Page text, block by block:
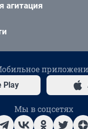
агитация
Play
Мы в соцсетях